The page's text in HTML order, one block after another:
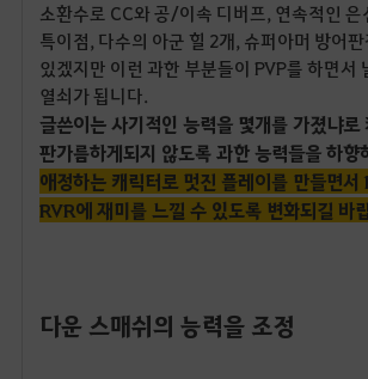
소환수로 CC와 공/이속 디버프, 연속적인
특이점, 다수의 아군 힐 2개, 슈퍼아머 방어
있겠지만 이런 과한 부분들이 PVP를 하면서
열쇠가 됩니다.
글쓴이는 사기적인 능력을 몇개를 가졌냐로
판가름하게되지 않도록 과한 능력들을 하향
애정하는 캐릭터로 멋진 플레이를 만들면
RVR에 재미를 느낄 수 있도록 변화되길 바
다운 스매쉬의 능력을 조정